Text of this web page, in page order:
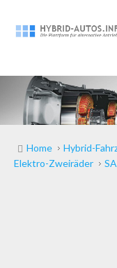
Home Hybrid-
Elektro-Zweiräder